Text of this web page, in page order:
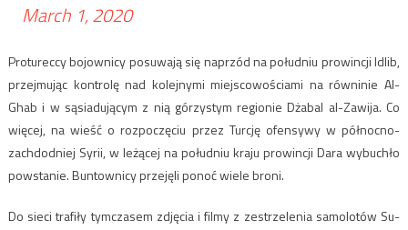
March 1, 2020
Protureccy bojownicy posuwają się naprzód na południu prowincji Idlib,
przejmując kontrolę nad kolejnymi miejscowościami na równinie Al-
Ghab i w sąsiadującym z nią górzystym regionie Dżabal al-Zawija. Co
więcej, na wieść o rozpoczęciu przez Turcję ofensywy w północno-
zachdodniej Syrii, w leżącej na południu kraju prowincji Dara wybuchło
powstanie. Buntownicy przejęli ponoć wiele broni.
Do sieci trafiły tymczasem zdjęcia i filmy z zestrzelenia samolotów Su-